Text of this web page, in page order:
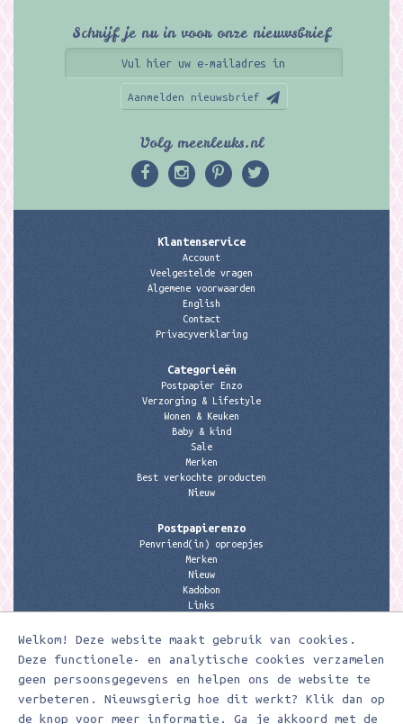
Welkom! Deze website maakt gebruik van cookies.
Deze functionele- en analytische cookies verzamelen
geen persoonsgegevens en helpen ons de website te
verbeteren. Nieuwsgierig hoe dit werkt? Klik dan op
de knop voor meer informatie. Ga je akkoord met de
Schrijf je nu in voor onze nieuwsbrief
Aanmelden nieuwsbrief
Volg meerleuks.nl
Klantenservice
Account
Veelgestelde vragen
Algemene voorwaarden
English
Contact
Privacyverklaring
Categorieën
Postpapier Enzo
Verzorging & Lifestyle
Wonen & Keuken
Baby & kind
Sale
Merken
Best verkochte producten
Nieuw
Postpapierenzo
Penvriend(in) oproepjes
Merken
Nieuw
Kadobon
Links
Contactgegevens
Meerleuks
anita@meerleuks.nl
06 – 107 163 36
KVK nummer: 58807179